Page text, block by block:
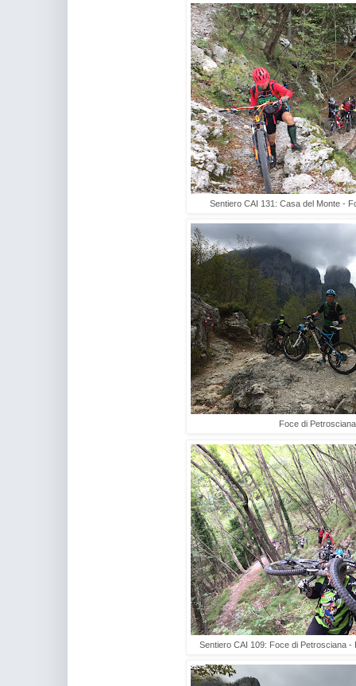
Sentiero CAI 131: Casa del Monte -
Foce di Petrosciana
Sentiero CAI 109: Foce di Petrosciana -